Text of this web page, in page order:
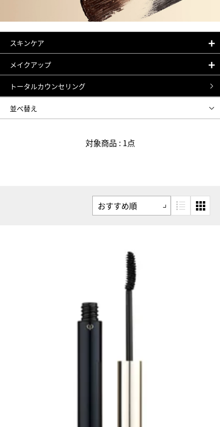
スキンケア
メイクアップ
トータルカウンセリング
並べ替え
対象商品 : 1点